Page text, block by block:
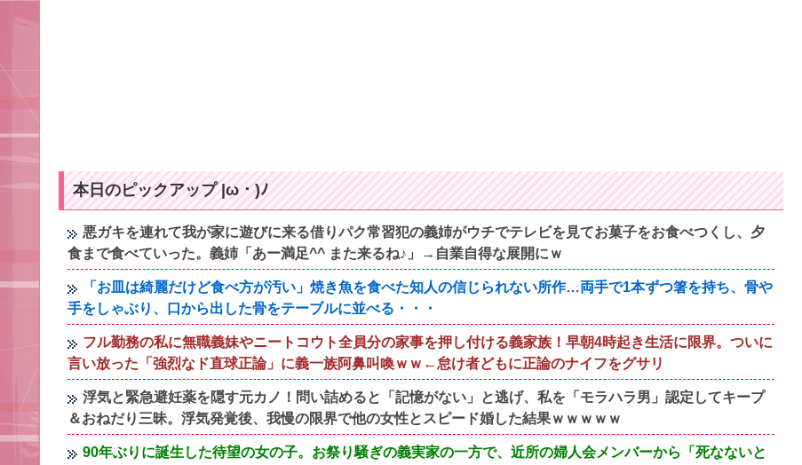
本日のピックアップ |ω・)ﾉ
悪ガキを連れて我が家に遊びに来る借りパク常習犯の義姉がウチでテレビを見てお菓子をお食べつくし、夕
食まで食べていった。義姉「あー満足^^ また来るね♪」→自業自得な展開にｗ
「お皿は綺麗だけど食べ方が汚い」焼き魚を食べた知人の信じられない所作…両手で1本ずつ箸を持ち、骨や
手をしゃぶり、口から出した骨をテーブルに並べる・・・
フル勤務の私に無職義妹やニートコウト全員分の家事を押し付ける義家族！早朝4時起き生活に限界。ついに
言い放った「強烈なド直球正論」に義一族阿鼻叫喚ｗｗ←怠け者どもに正論のナイフをグサリ
浮気と緊急避妊薬を隠す元カノ！問い詰めると「記憶がない」と逃げ、私を「モラハラ男」認定してキープ
＆おねだり三昧。浮気発覚後、我慢の限界で他の女性とスピード婚した結果ｗｗｗｗｗ
90年ぶりに誕生した待望の女の子。お祭り騒ぎの義実家の一方で、近所の婦人会メンバーから「死なないと